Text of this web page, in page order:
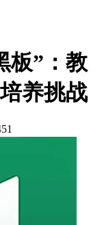
板”：教
养挑战